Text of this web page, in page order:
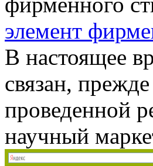
элемент
В настоящее
связан,
проведенной
научный